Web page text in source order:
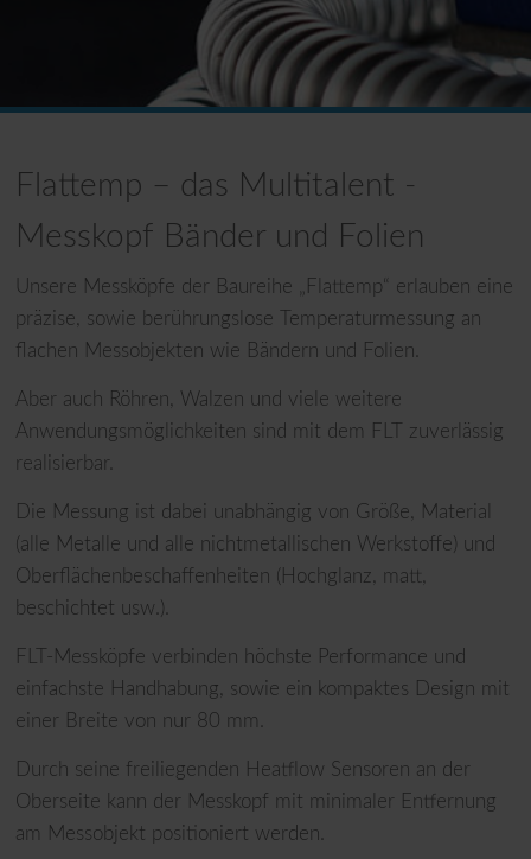
Flattemp – das Multitalent -
Messkopf Bänder und Folien
Unsere Messköpfe der Baureihe „Flattemp“ erlauben eine
präzise, sowie berührungslose Temperaturmessung an
flachen Messobjekten wie Bändern und Folien.
Aber auch Röhren, Walzen und viele weitere
Anwendungsmöglichkeiten sind mit dem FLT zuverlässig
realisierbar.
Die Messung ist dabei unabhängig von Größe, Material
(alle Metalle und alle nichtmetallischen Werkstoffe) und
Oberflächenbeschaffenheiten (Hochglanz, matt,
beschichtet usw.).
FLT-Messköpfe verbinden höchste Performance und
einfachste Handhabung, sowie ein kompaktes Design mit
einer Breite von nur 80 mm.
Durch seine freiliegenden Heatflow Sensoren an der
Oberseite kann der Messkopf mit minimaler Entfernung
am Messobjekt positioniert werden.